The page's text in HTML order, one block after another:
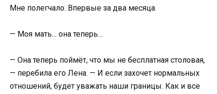
Мне полегчало. Впервые за два месяца.
— Моя мать… она теперь…
— Она теперь поймёт, что мы не бесплатная столовая,
— перебила его Лена. — И если захочет нормальных
отношений, будет уважать наши границы. Как и все